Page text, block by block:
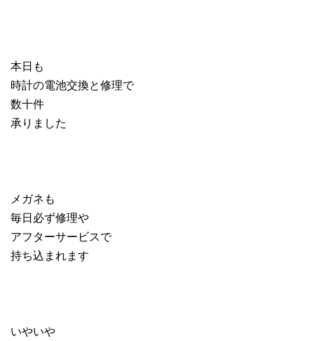
本日も
時計の電池交換と修理で
数十件
承りました
メガネも
毎日必ず修理や
アフターサービスで
持ち込まれます
いやいや